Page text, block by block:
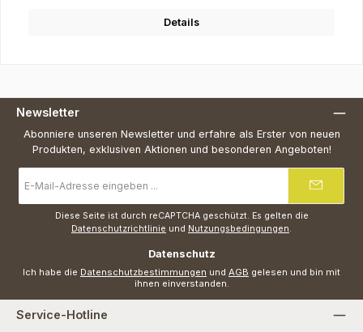
Details
Newsletter
Abonniere unseren Newsletter und erfahre als Erster von neuen
Produkten, exklusiven Aktionen und besonderen Angeboten!
Mail-
Adresse
Diese Seite ist durch reCAPTCHA geschützt. Es gelten die
Datenschutzrichtlinie und Nutzungsbedingungen
Datenschutz
Ich habe die Datenschutzbestimmungen und AGB gelesen und bin mit
ihnen einverstanden.
Service-Hotline